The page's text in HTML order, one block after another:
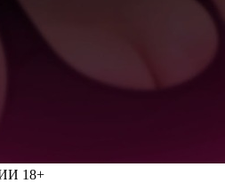
18+